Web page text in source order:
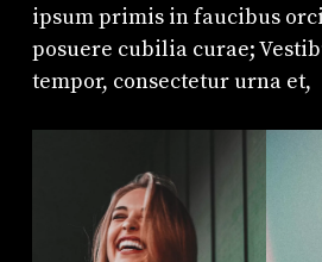
ipsum primis in faucibus
posuere cubilia curae;
tempor, consectetur urna et,